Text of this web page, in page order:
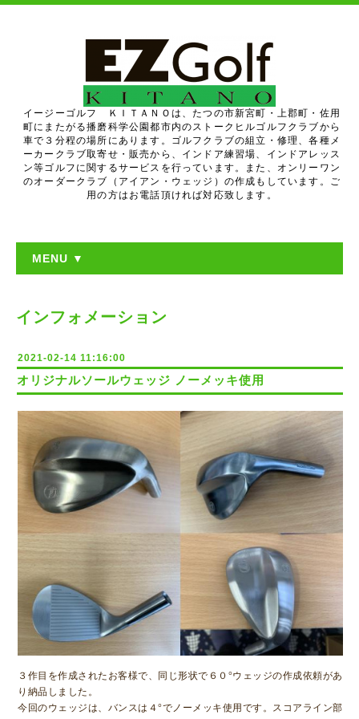
イージーゴルフ ＫＩＴＡＮＯは、たつの市新宮町・上郡町・佐用
町にまたがる播磨科学公園都市内のストークヒルゴルフクラブから
車で３分程の場所にあります。ゴルフクラブの組立・修理、各種メ
ーカークラブ取寄せ・販売から、インドア練習場、インドアレッス
ン等ゴルフに関するサービスを行っています。また、オンリーワン
のオーダークラブ（アイアン・ウェッジ）の作成もしています。ご
用の方はお電話頂ければ対応致します。
MENU ▼
インフォメーション
2021-02-14 11:16:00
オリジナルソールウェッジ ノーメッキ使用
３作目を作成されたお客様で、同じ形状で６０°ウェッジの作成依頼があ
り納品しました。
今回のウェッジは、バンスは４°でノーメッキ使用です。スコアライン部